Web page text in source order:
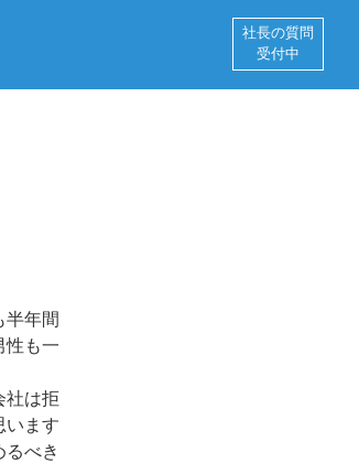
社長の質問
受付中
半年間
性も一
社は拒
います
べき